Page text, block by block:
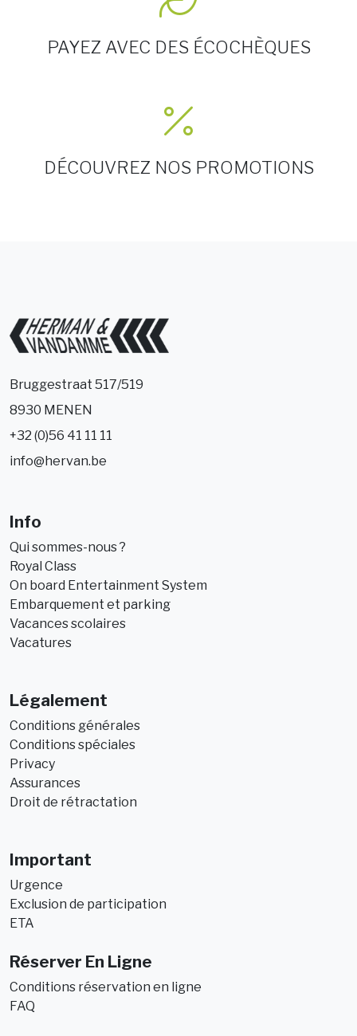
PAYEZ AVEC DES ÉCOCHÈQUES
DÉCOUVREZ NOS PROMOTIONS
Bruggestraat 517/519
8930 MENEN
+32 (0)56 41 11 11
info@hervan.be
Info
Qui sommes-nous ?
Royal Class
On board Entertainment System
Embarquement et parking
Vacances scolaires
Vacatures
Légalement
Conditions générales
Conditions spéciales
Privacy
Assurances
Droit de rétractation
Important
Urgence
Exclusion de participation
ETA
Réserver En Ligne
Conditions réservation en ligne
FAQ